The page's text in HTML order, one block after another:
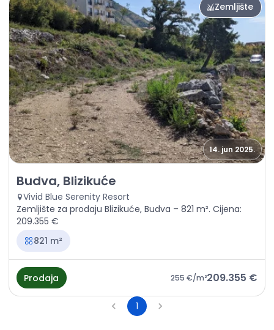
Zemljište
14. jun 2025.
Prodaja - Zemljište Budva, Blizikuće
Budva, Blizikuće
Vivid Blue Serenity Resort
Zemljište za prodaju Blizikuće, Budva – 821 m². Cijena:
209.355 €
821 m²
Prodaja 255 €/m²209.355 €
1